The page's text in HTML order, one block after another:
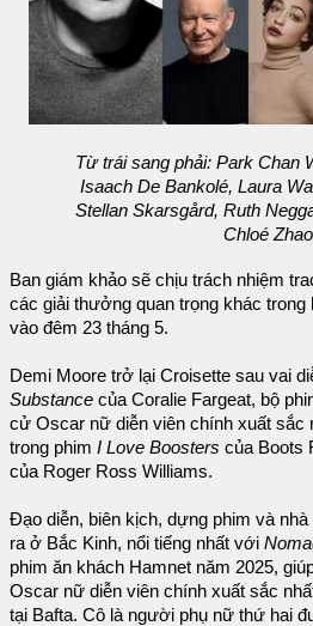
Từ trái sang phải: Park Chan
Isaach De Bankolé, Laura
Stellan Skarsgård, Ruth
Chloé Zhao
Ban giám khảo sẽ chịu trách nhiệm
các giải thưởng quan trọng khác trong
vào đêm 23 tháng 5.
Demi Moore trở lại Croisette sau vai
Substance của Coralie Fargeat, bộ
cử Oscar nữ diễn viên chính xuất sắc
trong phim I Love Boosters của Boots
của Roger Ross Williams.
Đạo diễn, biên kịch, dựng phim và
ra ở Bắc Kinh, nổi tiếng nhất với
phim ăn khách Hamnet năm 2025,
Oscar nữ diễn viên chính xuất sắc
tại Bafta. Cô là người phụ nữ thứ hai